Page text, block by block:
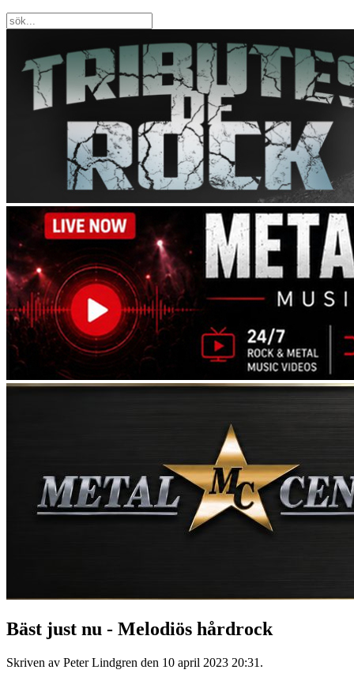
Bäst just nu - Melodiös hårdrock
Skriven av Peter Lindgren den 10 april 2023 20:31 .